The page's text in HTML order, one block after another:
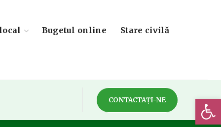
Bugetul online Stare civilă
CONTACTAȚI-NE